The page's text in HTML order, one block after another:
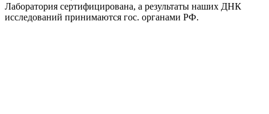
Лаборатория сертифицирована, а результаты наших ДНК
исследований принимаются гос. органами РФ.